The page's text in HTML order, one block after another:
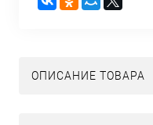
ОПИСАНИЕ ТОВАРА